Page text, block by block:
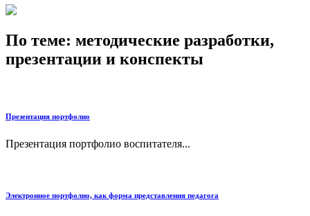
По теме: методические разработки,
презентации и конспекты
Презентация портфолио
Презентация портфолио воспитателя...
Электронное портфолио, как форма представления педагога